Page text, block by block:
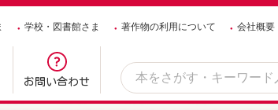
学校・図書館さま 著作物の利用について 会社概要
お問い合わせ